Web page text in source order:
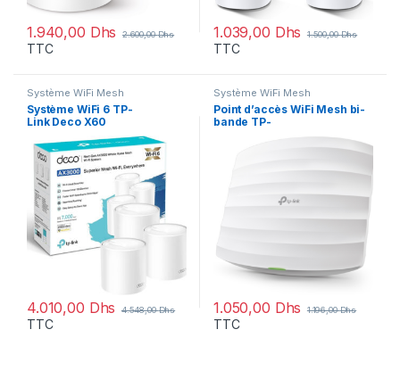
1.940,00 Dhs 2.600,00Dhs
TTC
1.039,00 Dhs 1.500,00Dhs
TTC
Système WiFi Mesh
Système WiFi 6 TP-
Link Deco X60
mesh AXE5400 pour toute la
maison 3 packs
(DECOX60_3-PACK)
4.010,00 Dhs 4.548,00Dhs
TTC
Système WiFi Mesh
Point d’accès WiFi Mesh bi-
bande TP-
1.050,00 Dhs 1.196,00Dhs
TTC